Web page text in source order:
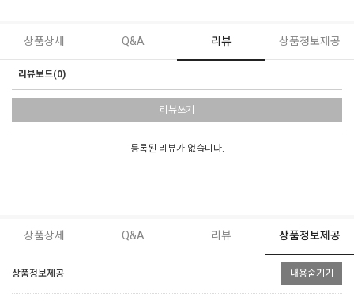
상품상세 Q&A 리뷰 상품정보제공
리뷰보드(0)
리뷰쓰기
등록된 리뷰가 없습니다.
상품상세 Q&A 리뷰 상품정보제공
상품정보제공 내용숨기기